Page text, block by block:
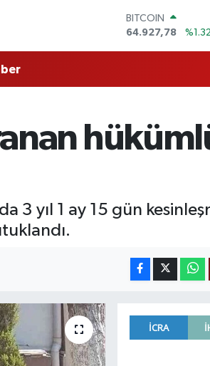
BITCOIN
64.927,78
55,0398
%-0.02
GRAM ALTIN
6508.83
%4.44
3 yıl 1 ay 15 gün